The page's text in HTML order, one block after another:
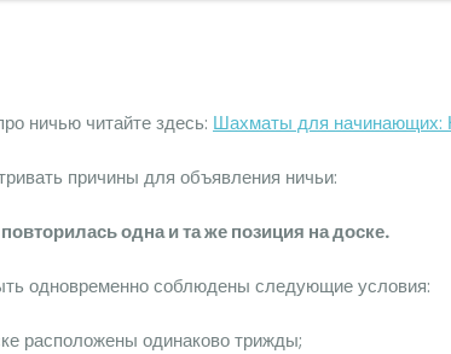
ничью читайте здесь: Шахматы для начинающих:
причины для объявления ничьи:
одна и та же позиция на доске.
одновременно соблюдены следующие условия:
расположены одинаково трижды;